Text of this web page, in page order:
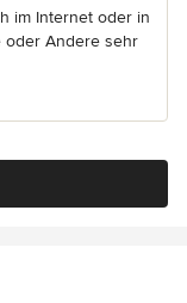
im Internet oder in
oder Andere sehr